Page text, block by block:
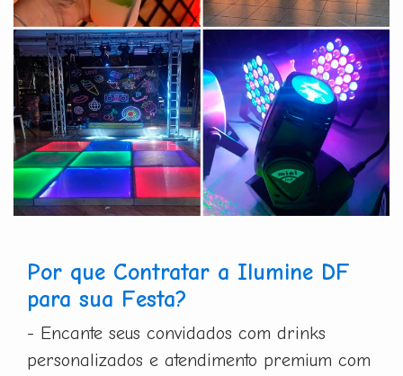
Por que Contratar a Ilumine DF
para sua Festa?
- Encante seus convidados com drinks
personalizados e atendimento premium com